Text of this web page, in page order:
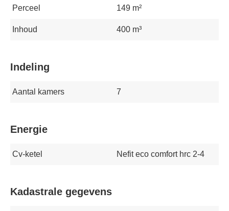
Perceel 149 m²
Inhoud 400 m³
Indeling
Aantal kamers 7
Energie
Cv-ketel Nefit eco comfort hrc 2-4
Kadastrale gegevens